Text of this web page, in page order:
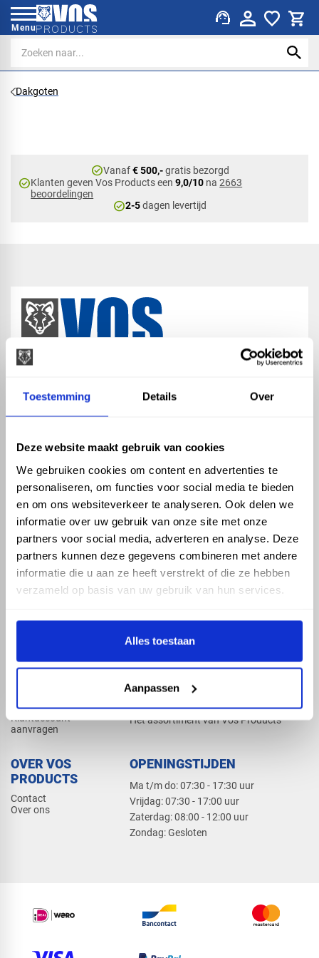
Toestemming Details Over
Deze website maakt gebruik van cookies
We gebruiken cookies om content en advertenties te
personaliseren, om functies voor social media te bieden
en om ons websiteverkeer te analyseren. Ook delen we
informatie over uw gebruik van onze site met onze
partners voor social media, adverteren en analyse. Deze
partners kunnen deze gegevens combineren met andere
informatie die u aan ze heeft verstrekt of die ze hebben
verzameld op basis van uw gebruik van hun services.
Alles toestaan
Aanpassen
Menu support_agent
Dakgoten
check_circleVanaf€ 500,-gratis bezorgd
check_circleKlanten geven Vos Products een9,0/10 na2663
beoordelingen
check_circle2-5dagen levertijd
ASSORTIMENT
Hemelwaterafvoer
Drukleiding
Beregening
Dak en gevel
KENNIS EN HULP
Klantenservice
Kennisbank
Klantaccount
aanvragen
PRODUCTCATALOGUS 2026
Het assortiment van Vos Products
OVER VOS
PRODUCTS
Contact
Over ons
OPENINGSTIJDEN
Ma t/m do: 07:30 - 17:30 uur
​Vrijdag: 07:30 - 17:00 uur
​Zaterdag: 08:00 - 12:00 uur
​Zondag: Gesloten
phone_enabled +31 416 75 02 55
mail info@vosproducts.nl
check_circleDé bouwmarkt van Altena
check_circle Direct uit grote voorraad geleverd met eigen transport
check_circleLevering in NL en BE